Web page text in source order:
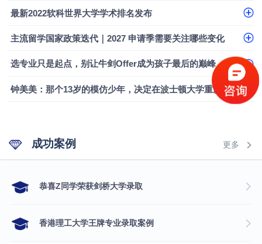
最新2022软科世界大学学术排名发布
主流留学国家政策迭代｜2027 申请季需要关注哪些变化
选专业只是起点，别让牛剑Offer成为孩子最后的巅峰
钟美美：那个13岁的模仿少年，决定在波士顿大学重新定义自己
成功案例 更多
​恭喜Z同学荣获剑桥大学录取
香港理工大学王牌专业录取案例